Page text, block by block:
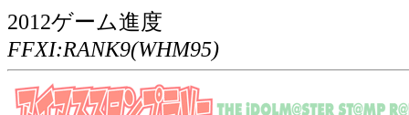
2012ゲーム進度
FFXI:RANK9(WHM95)